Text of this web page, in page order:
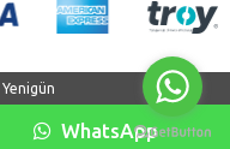
WhatsApp